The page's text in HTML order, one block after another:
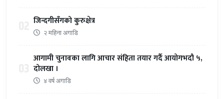
जिन्दगीसँगको कुरुक्षेत्र
२ महिना अगाडि
आगामी चुनावका लागि आचार संहिता तयार गर्दै आयोगभदौ ५,
दोलखा ।
४ वर्ष अगाडि